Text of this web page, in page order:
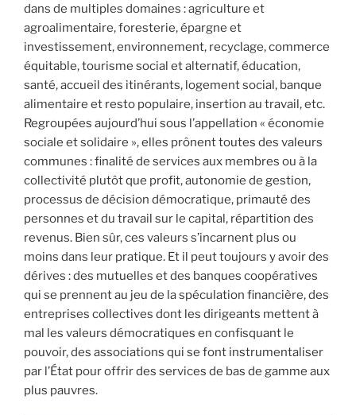
dans de multiples domaines : agriculture et
agroalimentaire, foresterie, épargne et
investissement, environnement, recyclage, commerce
équitable, tourisme social et alternatif, éducation,
santé, accueil des itinérants, logement social, banque
alimentaire et resto populaire, insertion au travail, etc.
Regroupées aujourd’hui sous l’appellation « économie
sociale et solidaire », elles prônent toutes des valeurs
communes : finalité de services aux membres ou à la
collectivité plutôt que profit, autonomie de gestion,
processus de décision démocratique, primauté des
personnes et du travail sur le capital, répartition des
revenus. Bien sûr, ces valeurs s’incarnent plus ou
moins dans leur pratique. Et il peut toujours y avoir des
dérives : des mutuelles et des banques coopératives
qui se prennent au jeu de la spéculation financière, des
entreprises collectives dont les dirigeants mettent à
mal les valeurs démocratiques en confisquant le
pouvoir, des associations qui se font instrumentaliser
par l’État pour offrir des services de bas de gamme aux
plus pauvres.